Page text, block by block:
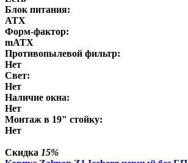
Блок питания:
ATX
Форм-фактор:
mATX
Противопылевой фильтр:
Нет
Свет:
Нет
Наличие окна:
Нет
Монтаж в 19" стойку:
Нет
Скидка 15%